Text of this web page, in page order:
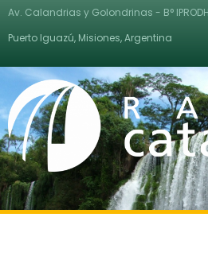
Av. Calandrias y Golondrinas - B°
Puerto Iguazú, Misiones, Argentina